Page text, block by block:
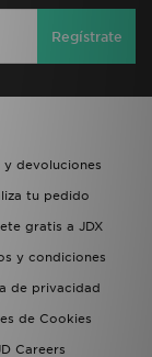
Regístrate
y devoluciones
tu pedido
gratis a JDX
y condiciones
de privacidad
de Cookies
Careers